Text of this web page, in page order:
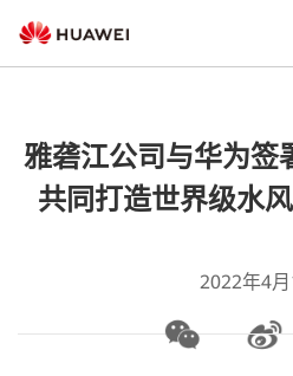
雅砻江公司与华为签
共同打造世界级水
2022年4月